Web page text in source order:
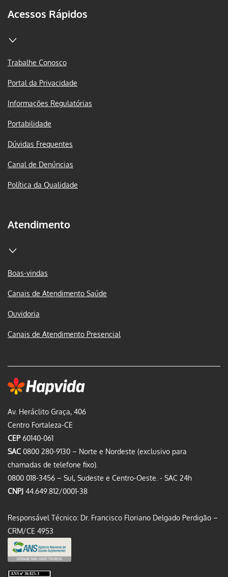
Av. Heráclito Graça, 406
Centro Fortaleza-CE
CEP60140-061
SAC 0800 280-9130 – Norte e Nordeste (exclusivo para
chamadas de telefone fixo).
0800 018-3456 – Sul, Sudeste e Centro-Oeste. - SAC 24h
CNPJ 44.649.812/0001-38
Responsável Técnico: Dr. Francisco Floriano Delgado Perdigão –
CRM/CE 4953
Acessos Rápidos
Trabalhe Conosco
Portal da Privacidade
Informações Regulatórias
Portabilidade
Dúvidas Frequentes
Canal de Denúncias
Política da Qualidade
Atendimento
Boas-vindas
Canais de Atendimento Saúde
Ouvidoria
Canais de Atendimento Presencial